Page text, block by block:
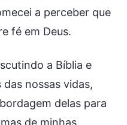
a perceber que
fé em Deus.
a Bíblia e
nossas vidas,
delas para
de minhas